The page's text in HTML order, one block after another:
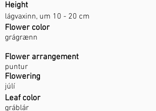
Height
lágvaxinn, um 10 - 20 cm
Flower color
grágrænn
Flower arrangement
puntur
Flowering
júlí
Leaf color
gráblár